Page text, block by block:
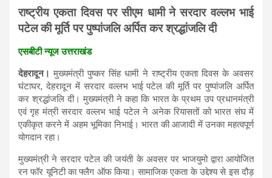
राष्ट्रीय एकता दिवस पर सीएम धामी ने सरदार वल्लभ भाई
पटेल की मूर्ति पर पुष्पांजलि अर्पित कर श्रद्धांजलि दी
एसबीटी न्यूज उत्तराखंड
देहरादून। मुख्यमंत्री पुष्कर सिंह धामी ने राष्ट्रीय एकता दिवस के अवसर
घंटाघर, देहरादून में सरदार वल्लभ भाई पटेल की मूर्ति पर पुष्पांजलि अर्पित
कर श्रद्धांजलि दी। मुख्यमंत्री ने कहा कि भारत के प्रथम उप प्रधानमंत्री
एवं गृह मंत्री सरदार वल्लभ भाई पटेल ने अनेक रियासतों को भारत संघ में
एकीकृत करने में अहम भूमिका निभाई। भारत की आजादी में उनका महत्वपूर्ण
योगदान रहा।
मुख्यमंत्री ने सरदार पटेल की जयंती के अवसर पर भाजयुमो द्वारा आयोजित
रन फॉर यूनिटी का फ्लैग ऑफ किया। सामाजिक एकता के उद्देश्य से इस दौड़